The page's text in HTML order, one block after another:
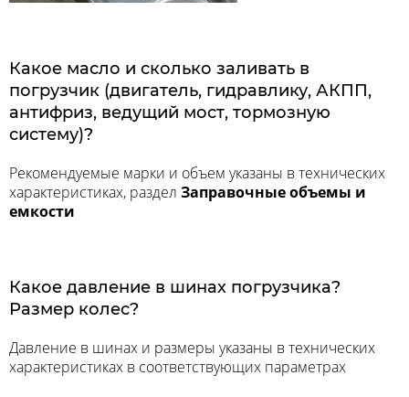
Какое масло и сколько заливать в
погрузчик (двигатель, гидравлику, АКПП,
антифриз, ведущий мост, тормозную
систему)?
Рекомендуемые марки и объем указаны в технических
характеристиках, раздел Заправочные объемы и
емкости
Какое давление в шинах погрузчика?
Размер колес?
Давление в шинах и размеры указаны в технических
характеристиках в соответствующих параметрах